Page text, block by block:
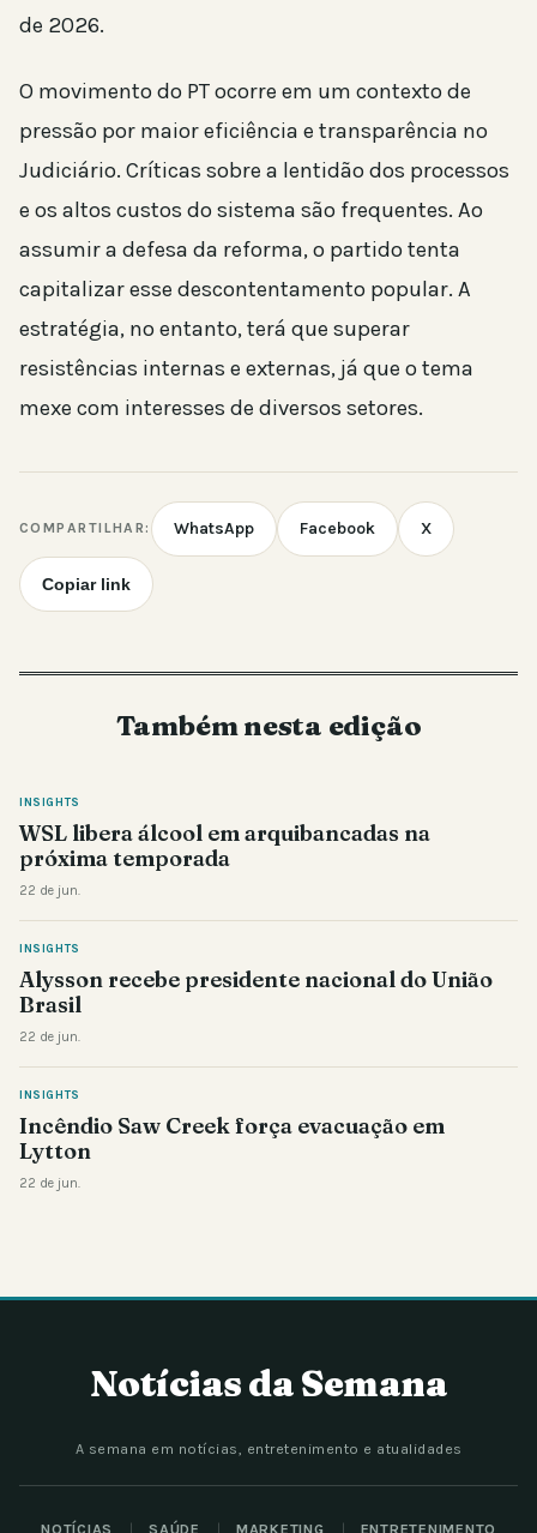
de 2026.
O movimento do PT ocorre em um contexto de
pressão por maior eficiência e transparência no
Judiciário. Críticas sobre a lentidão dos processos
e os altos custos do sistema são frequentes. Ao
assumir a defesa da reforma, o partido tenta
capitalizar esse descontentamento popular. A
estratégia, no entanto, terá que superar
resistências internas e externas, já que o tema
mexe com interesses de diversos setores.
COMPARTILHAR: WhatsApp Facebook X
Copiar link
Também nesta edição
INSIGHTS
WSL libera álcool em arquibancadas na
próxima temporada
22 de jun.
INSIGHTS
Alysson recebe presidente nacional do União
Brasil
22 de jun.
INSIGHTS
Incêndio Saw Creek força evacuação em
Lytton
22 de jun.
Notícias da Semana
A semana em notícias, entretenimento e atualidades
NOTÍCIAS SAÚDE MARKETING ENTRETENIMENTO